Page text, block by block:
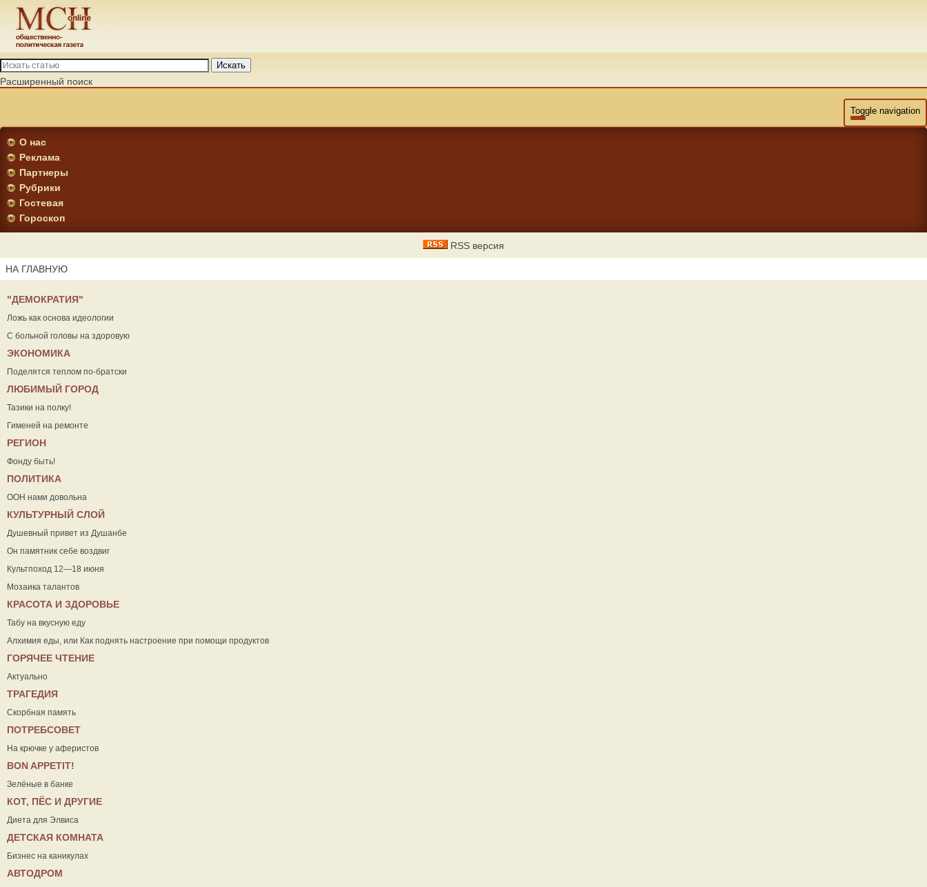
Искать
Расширенный поиск
Toggle navigation
О нас
Реклама
Партнеры
Рубрики
Гостевая
Гороскоп
RSS версия
НА ГЛАВНУЮ
"ДЕМОКРАТИЯ"
Ложь как основа идеологии
С больной головы на здоровую
ЭКОНОМИКА
Поделятся теплом по-братски
ЛЮБИМЫЙ ГОРОД
Тазики на полку!
Гименей на ремонте
РЕГИОН
Фонду быть!
ПОЛИТИКА
ООН нами довольна
КУЛЬТУРНЫЙ СЛОЙ
Душевный привет из Душанбе
Он памятник себе воздвиг
Культпоход 12—18 июня
Мозаика талантов
КРАСОТА И ЗДОРОВЬЕ
Табу на вкусную еду
Алхимия еды, или Как поднять настроение при помощи продуктов
ГОРЯЧЕЕ ЧТЕНИЕ
Актуально
ТРАГЕДИЯ
Скорбная память
ПОТРЕБСОВЕТ
На крючке у аферистов
ВON APPETIT!
Зелёные в банке
КОТ, ПЁС И ДРУГИЕ
Диета для Элвиса
ДЕТСКАЯ КОМНАТА
Бизнес на каникулах
АВТОДРОМ